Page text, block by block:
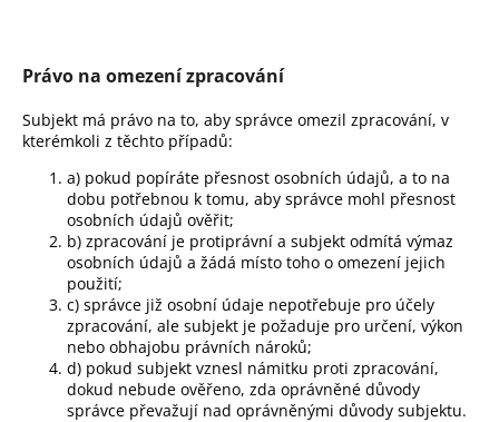
Právo na omezení zpracování
Subjekt má právo na to, aby správce omezil zpracování, v
kterémkoli z těchto případů:
a) pokud popíráte přesnost osobních údajů, a to na
dobu potřebnou k tomu, aby správce mohl přesnost
osobních údajů ověřit;
b) zpracování je protiprávní a subjekt odmítá výmaz
osobních údajů a žádá místo toho o omezení jejich
použití;
c) správce již osobní údaje nepotřebuje pro účely
zpracování, ale subjekt je požaduje pro určení, výkon
nebo obhajobu právních nároků;
d) pokud subjekt vznesl námitku proti zpracování,
dokud nebude ověřeno, zda oprávněné důvody
správce převažují nad oprávněnými důvody subjektu.